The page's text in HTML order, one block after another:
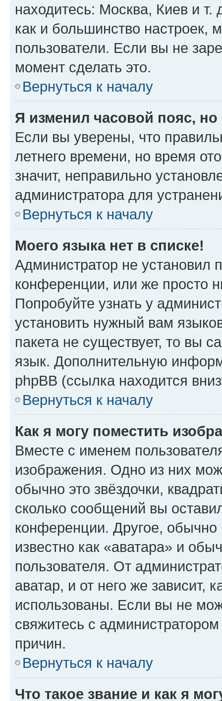
находитесь: Москва, Киев и т.
как и большинство настроек,
пользователи. Если вы не
момент сделать это.
Вернуться к началу
Я изменил часовой пояс,
Если вы уверены, что
летнего времени, но время
значит, неправильно
администратора для
Вернуться к началу
Моего языка нет в списке!
Администратор не установил
конференции, или же просто
Попробуйте узнать у
установить нужный вам
пакета не существует, то вы
язык. Дополнительную
phpBB (ссылка находится
Вернуться к началу
Как я могу поместить
Вместе с именем
изображения. Одно из них
обычно это звёздочки,
сколько сообщений вы
конференции. Другое,
известно как «аватара» и
пользователя. От
аватар, и от него же зависит,
использованы. Если вы не
свяжитесь с
причин.
Вернуться к началу
Что такое звание и как я